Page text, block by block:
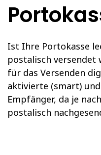
Ist Ihre Portokasse
postalisch versendet
für das Versenden
aktivierte (smart)
Empfänger, da je
postalisch